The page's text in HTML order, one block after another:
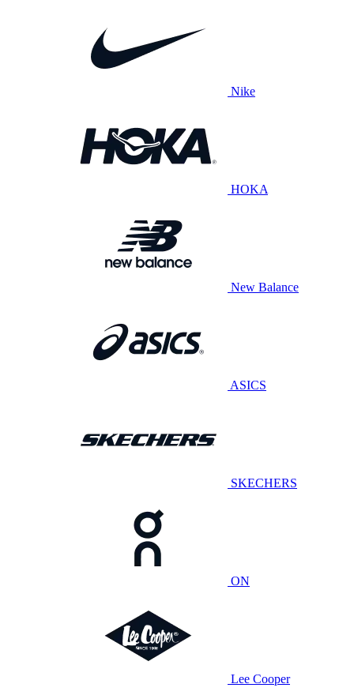
Nike
HOKA
New Balance
ASICS
SKECHERS
ON
Lee Cooper